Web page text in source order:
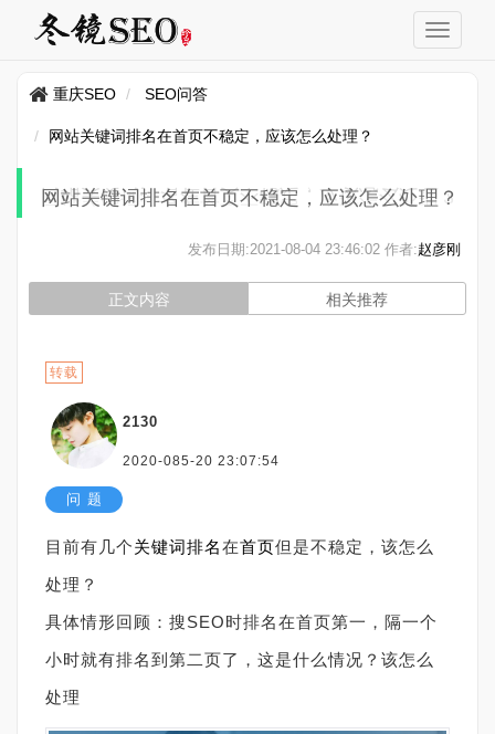
重庆SEO SEO问答
网站关键词排名在首页不稳定，应该怎么处理？
网站关键词排名在首页不稳定，应该怎么处理？
发布日期:2021-08-04 23:46:02 作者:赵彦刚
正文内容 相关推荐
转载
2130
2020-085-20 23:07:54
问 题
目前有几个关键词排名在首页但是不稳定，该怎么
处理？
具体情形回顾：搜SEO时排名在首页第一，隔一个
小时就有排名到第二页了，这是什么情况？该怎么
处理